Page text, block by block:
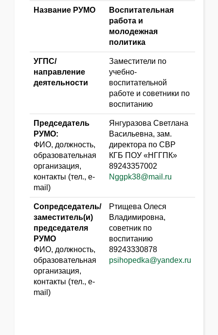
Название РУМО
Воспитательная
работа и
молодежная
политика
УГПС/
направление
деятельности
Заместители по
учебно-
воспитательной
работе и советники по
воспитанию
Председатель
РУМО:
ФИО, должность,
образовательная
организация,
контакты (тел., e-
mail)
Янгуразова Светлана
Васильевна, зам.
директора по СВР
КГБ ПОУ «НГГПК»
89243357002
Nggpk38@mail.ru
Сопредседатель/
заместитель(и)
председателя
РУМО
ФИО, должность,
образовательная
организация,
контакты (тел., e-
mail)
Ртищева Олеся
Владимировна,
советник по
воспитанию
89243330878
psihopedka@yandex.ru